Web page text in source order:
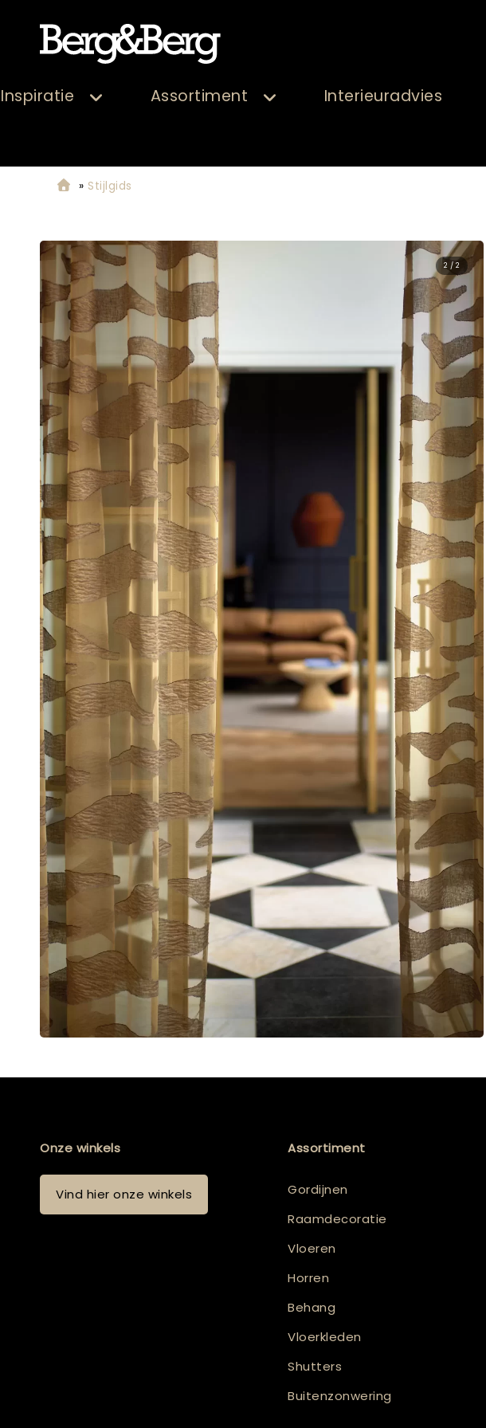
Inspiratie Assortiment Interieuradvies
» Stijlgids
2 / 2
Onze winkels
Vind hier onze winkels
Assortiment
Gordijnen
Raamdecoratie
Vloeren
Horren
Behang
Vloerkleden
Shutters
Buitenzonwering